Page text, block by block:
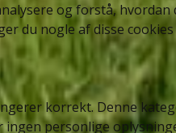
og forstå,
du nogle af disse
korrekt. Denne
ingen personlige